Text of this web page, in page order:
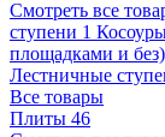
Смотреть все
ступени 1
площадками и без)
Лестничные
Все товары
Плиты 46